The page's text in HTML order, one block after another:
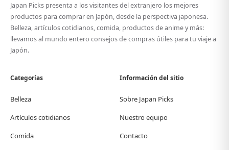
Japan Picks presenta a los visitantes del extranjero los mejores
productos para comprar en Japón, desde la perspectiva japonesa.
Belleza, artículos cotidianos, comida, productos de anime y más:
llevamos al mundo entero consejos de compras útiles para tu viaje a
Japón.
Categorías
Belleza
Artículos cotidianos
Comida
Información del sitio
Sobre Japan Picks
Nuestro equipo
Contacto